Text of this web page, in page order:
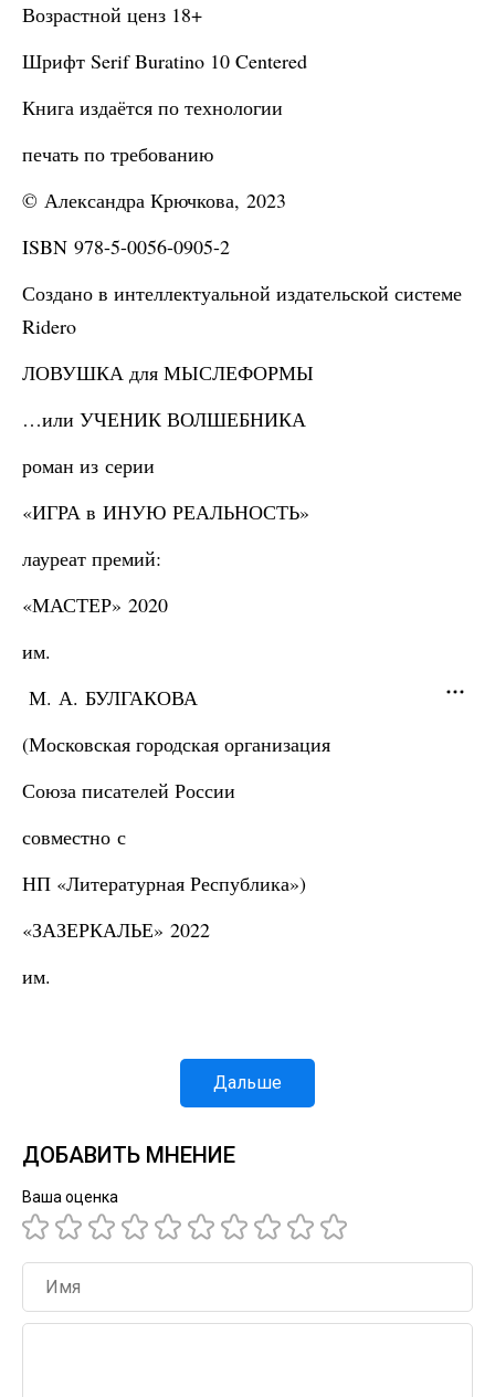
Возрастной ценз 18+
Шрифт Serif Buratino 10 Centered
Книга издаётся по технологии
печать по требованию
© Александра Крючкова, 2023
ISBN 978-5-0056-0905-2
Создано в интеллектуальной издательской системе
Ridero
ЛОВУШКА для МЫСЛЕФОРМЫ
…или УЧЕНИК ВОЛШЕБНИКА
роман из серии
«ИГРА в ИНУЮ РЕАЛЬНОСТЬ»
лауреат премий:
«МАСТЕР» 2020
им.
М. А. БУЛГАКОВА
(Московская городская организация
Союза писателей России
совместно с
НП «Литературная Республика»)
«ЗАЗЕРКАЛЬЕ» 2022
им.
Дальше
ДОБАВИТЬ МНЕНИЕ
Ваша оценка